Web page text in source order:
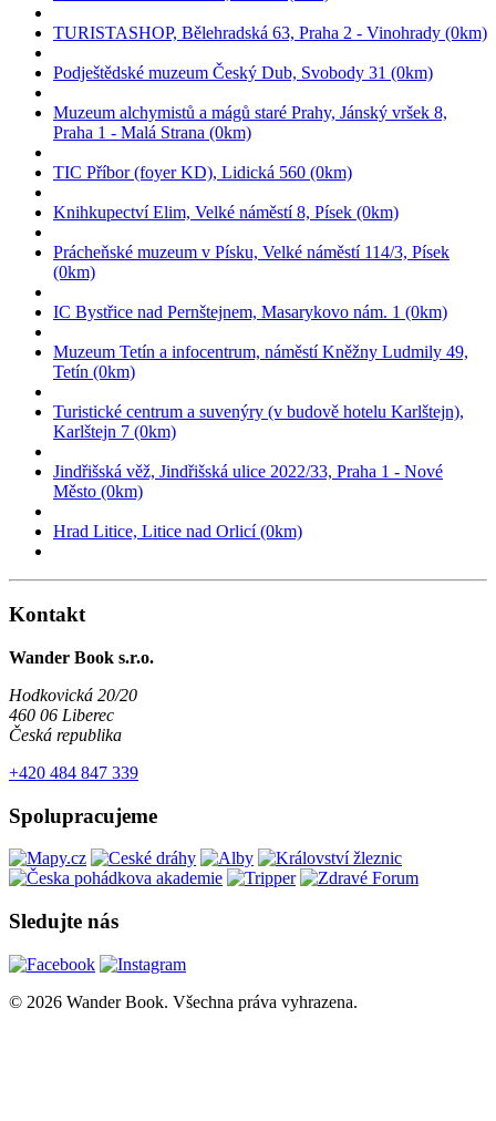
TURISTASHOP, Bělehradská 63, Praha 2 - Vinohrady (0km)
Podještědské muzeum Český Dub, Svobody 31 (0km)
Muzeum alchymistů a mágů staré Prahy, Jánský vršek 8,
Praha 1 - Malá Strana (0km)
TIC Příbor (foyer KD), Lidická 560 (0km)
Knihkupectví Elim, Velké náměstí 8, Písek (0km)
Prácheňské muzeum v Písku, Velké náměstí 114/3, Písek
(0km)
IC Bystřice nad Pernštejnem, Masarykovo nám. 1 (0km)
Muzeum Tetín a infocentrum, náměstí Kněžny Ludmily 49,
Tetín (0km)
Turistické centrum a suvenýry (v budově hotelu Karlštejn),
Karlštejn 7 (0km)
Jindřišská věž, Jindřišská ulice 2022/33, Praha 1 - Nové
Město (0km)
Hrad Litice, Litice nad Orlicí (0km)
Kontakt
Wander Book s.r.o.
Hodkovická 20/20
460 06 Liberec
Česká republika
+420 484 847 339
Spolupracujeme
Sledujte nás
© 2026 Wander Book. Všechna práva vyhrazena.